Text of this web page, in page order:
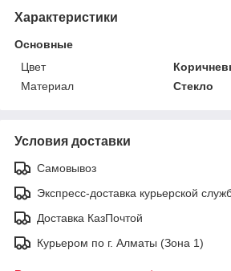
Характеристики
Основные
Цвет
Материал
Стекло
Условия доставки
Самовывоз
Экспресс-доставка курьерской
Доставка КазПочтой
Курьером по г. Алматы (Зона 1)